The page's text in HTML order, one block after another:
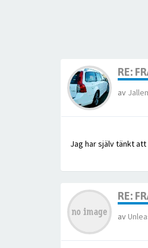
RE:
av
Jag har själv tänkt
RE:
av